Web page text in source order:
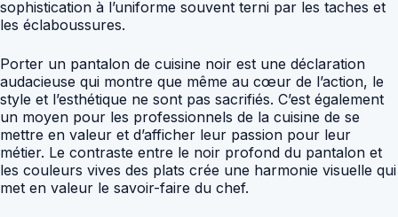
sophistication à l’uniforme souvent terni par les taches et
les éclaboussures.
Porter un pantalon de cuisine noir est une déclaration
audacieuse qui montre que même au cœur de l’action, le
style et l’esthétique ne sont pas sacrifiés. C’est également
un moyen pour les professionnels de la cuisine de se
mettre en valeur et d’afficher leur passion pour leur
métier. Le contraste entre le noir profond du pantalon et
les couleurs vives des plats crée une harmonie visuelle qui
met en valeur le savoir-faire du chef.